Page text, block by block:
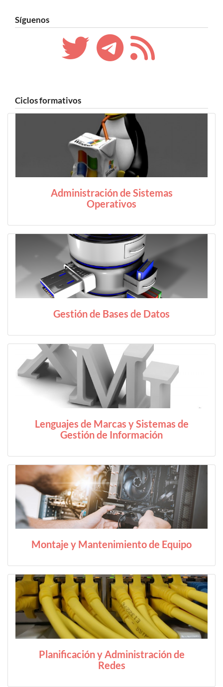
Síguenos
Ciclos formativos
Administración de Sistemas
Operativos
Gestión de Bases de Datos
Lenguajes de Marcas y Sistemas de
Gestión de Información
Montaje y Mantenimiento de Equipo
Planificación y Administración de
Redes